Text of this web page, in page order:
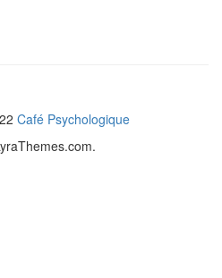
Café Psychologique